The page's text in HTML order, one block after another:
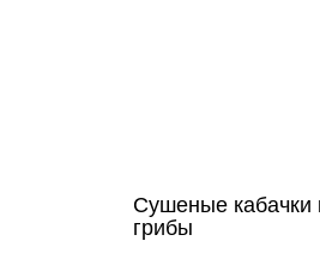
Сушеные кабачки
грибы